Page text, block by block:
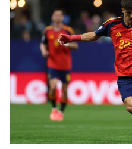
Història
Resultats
Classificació
Jugadors
Fotos
Història
Resultats
Jugadors
Classificació
Barça C
Junior
Juvenil
Infantil
PLUSICON
MÉS
Informació general
plusicon
més
Notícies
Atletisme
plusicon
més
Actualitat
Bàsquet en cadira de
plusicon
més